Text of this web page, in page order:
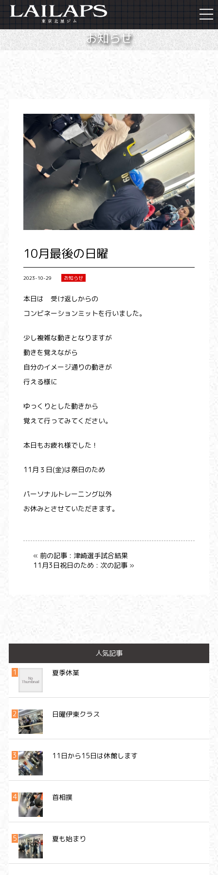
お知らせ
10月最後の日曜
2023-10-29 お知らせ
本日は 受け返しからの
コンビネーションミットを行いました。
少し複雑な動きとなりますが
動きを覚えながら
自分のイメージ通りの動きが
行える様に
ゆっくりとした動きから
覚えて行ってみてください。
本日もお疲れ様でした！
11月３日(金)は祭日のため
パーソナルトレーニング以外
お休みとさせていただきます。
« 前の記事 : 津崎選手試合結果
11月3日祝日のため : 次の記事 »
人気記事
夏季休業
日曜伊東クラス
11日から15日は休館します
首相撲
夏も始まり